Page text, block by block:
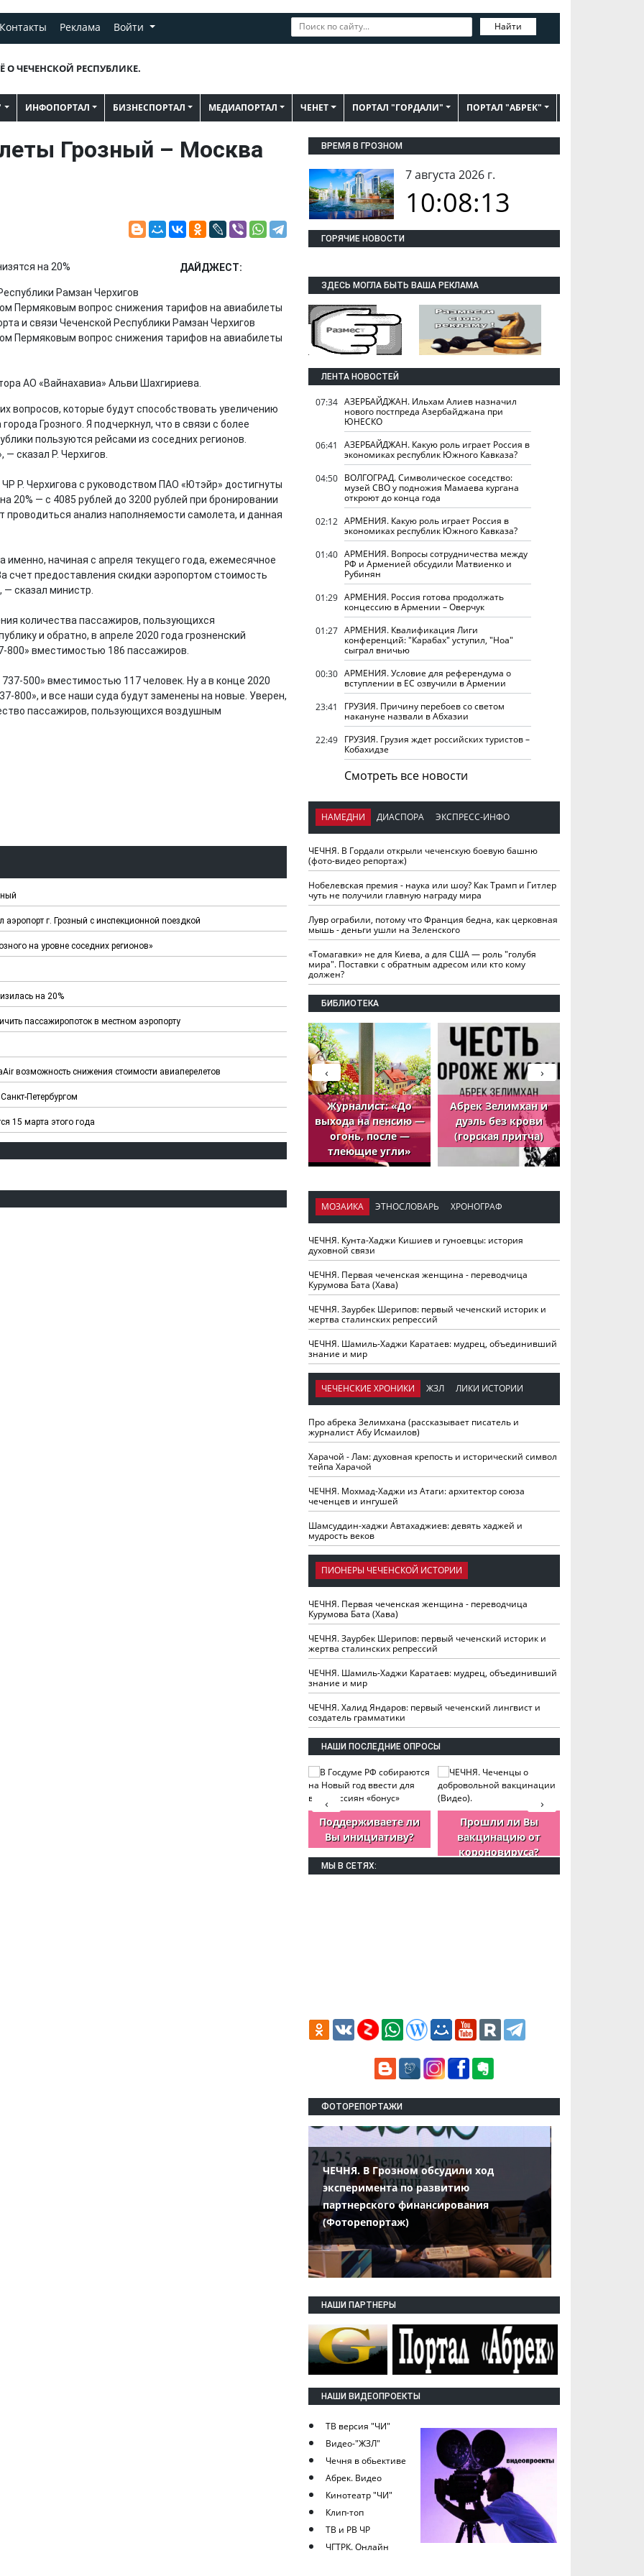
Контакты Реклама Войти Найти
О ЧЕЧЕНСКОЙ РЕСПУБЛИКЕ.
ИНФОПОРТАЛ БИЗНЕСПОРТАЛ МЕДИАПОРТАЛ ЧЕНЕТ ПОРТАЛ "ГОРДАЛИ" ПОРТАЛ "АБРЕК"
Грозный – Москва
ДАЙДЖЕСТ:
Рамзан Черхигов
Пермяковым вопрос снижения тарифов на авиабилеты
и связи Чеченской Республики Рамзан Черхигов
Пермяковым вопрос снижения тарифов на авиабилеты
АО «Вайнахавиа» Альви Шахгириева.
вопросов, которые будут способствовать увеличению
Грозного. Я подчеркнул, что в связи с более
пользуются рейсами из соседних регионов.
сказал Р. Черхигов.
Р. Черхигова с руководством ПАО «Ютэйр» достигнуты
20% — с 4085 рублей до 3200 рублей при бронировании
анализ наполняемости самолета, и данная
именно, начиная с апреля текущего года, ежемесячное
счет предоставления скидки аэропортом стоимость
сказал министр.
количества пассажиров, пользующихся
и обратно, в апреле 2020 года грозненский
800» вместимостью 186 пассажиров.
500» вместимостью 117 человек. Ну а в конце 2020
800», и все наши суда будут заменены на новые. Уверен,
пассажиров, пользующихся воздушным
г. Грозный с инспекционной поездкой
на уровне соседних регионов»
на 20%
пассажиропоток в местном аэропорту
возможность снижения стоимости авиаперелетов
Петербургом
15 марта этого года
ВРЕМЯ В ГРОЗНОМ
7 августа 2026 г.
10:08:14
ГОРЯЧИЕ НОВОСТИ
ЗДЕСЬ МОГЛА БЫТЬ ВАША РЕКЛАМА
ЛЕНТА НОВОСТЕЙ
07:34 АЗЕРБАЙДЖАН. Ильхам Алиев назначил
нового постпреда Азербайджана при
ЮНЕСКО
06:41
АЗЕРБАЙДЖАН. Какую роль играет Россия в
экономиках республик Южного Кавказа?
04:50 ВОЛГОГРАД. Символическое соседство:
музей СВО у подножия Мамаева кургана
откроют до конца года
02:12 АРМЕНИЯ. Какую роль играет Россия в
экономиках республик Южного Кавказа?
01:40 АРМЕНИЯ. Вопросы сотрудничества между
РФ и Арменией обсудили Матвиенко и
Рубинян
01:29 АРМЕНИЯ. Россия готова продолжать
концессию в Армении – Оверчук
01:27 АРМЕНИЯ. Квалификация Лиги
конференций: "Карабах" уступил, "Ноа"
сыграл вничью
00:30 АРМЕНИЯ. Условие для референдума о
вступлении в ЕС озвучили в Армении
23:41
ГРУЗИЯ. Причину перебоев со светом
накануне назвали в Абхазии
22:49 ГРУЗИЯ. Грузия ждет российских туристов –
Кобахидзе
Смотреть все новости
НАМЕДНИ ДИАСПОРА ЭКСПРЕСС-ИНФО
ЧЕЧНЯ. В Гордали открыли чеченскую боевую башню
(фото-видео репортаж)
Нобелевская премия - наука или шоу? Как Трамп и Гитлер
чуть не получили главную награду мира
Лувр ограбили, потому что Франция бедна, как церковная
мышь - деньги ушли на Зеленского
«Томагавки» не для Киева, а для США — роль "голубя
мира". Поставки с обратным адресом или кто кому
должен?
БИБЛИОТЕКА
ЧЕЧНЯ. Обарг Варин
ЧЕЧНЯ. Хьаьжин
Журналист: «До
выхода на пенсию —
огонь, после —
тлеющие угли»
Абрек Зелимхан и
дуэль без крови
(горская притча)
›
‹
МОЗАИКА ЭТНОСЛОВАРЬ ХРОНОГРАФ
ЧЕЧНЯ. Кунта-Хаджи Кишиев и гуноевцы: история
духовной связи
ЧЕЧНЯ. Первая чеченская женщина - переводчица
Курумова Бата (Хава)
ЧЕЧНЯ. Заурбек Шерипов: первый чеченский историк и
жертва сталинских репрессий
ЧЕЧНЯ. Шамиль-Хаджи Каратаев: мудрец, объединивший
знание и мир
ЧЕЧЕНСКИЕ ХРОНИКИ ЖЗЛ ЛИКИ ИСТОРИИ
Про абрека Зелимхана (рассказывает писатель и
журналист Абу Исмаилов)
Харачой - Лам: духовная крепость и исторический символ
тейпа Харачой
ЧЕЧНЯ. Мохмад-Хаджи из Атаги: архитектор союза
чеченцев и ингушей
Шамсуддин-хаджи Автахаджиев: девять хаджей и
мудрость веков
ПИОНЕРЫ ЧЕЧЕНСКОЙ ИСТОРИИ
ЧЕЧНЯ. Первая чеченская женщина - переводчица
Курумова Бата (Хава)
ЧЕЧНЯ. Заурбек Шерипов: первый чеченский историк и
жертва сталинских репрессий
ЧЕЧНЯ. Шамиль-Хаджи Каратаев: мудрец, объединивший
знание и мир
ЧЕЧНЯ. Халид Яндаров: первый чеченский лингвист и
создатель грамматики
НАШИ ПОСЛЕДНИЕ ОПРОСЫ
Поддерживаете ли
Вы инициативу?
Прошли ли Вы
вакцинацию от
короновируса?
›
‹
МЫ В СЕТЯХ:
ФОТОРЕПОРТАЖИ
ЧЕЧНЯ. В Грозном обсудили ход
эксперимента по развитию
партнерского финансирования
(Фоторепортаж)
НАШИ ПАРТНЕРЫ
НАШИ ВИДЕОПРОЕКТЫ
ТВ версия "ЧИ"
Видео-"ЖЗЛ"
Чечня в обьективе
Абрек. Видео
Кинотеатр "ЧИ"
Клип-топ
ТВ и РВ ЧР
ЧГТРК. Онлайн